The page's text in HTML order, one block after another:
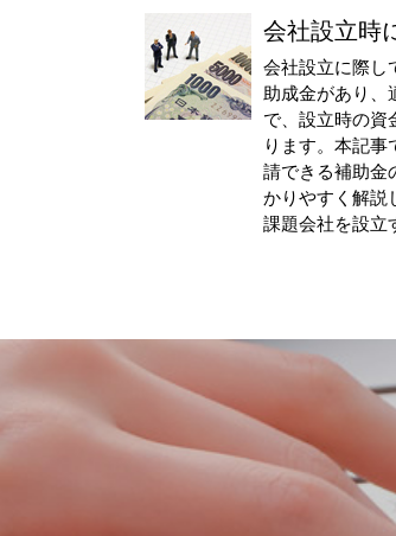
会社設立時
会社設立に際し
助成金があり、
で、設立時の資
ります。本記事
請できる補助金
かりやすく解説
課題会社を設